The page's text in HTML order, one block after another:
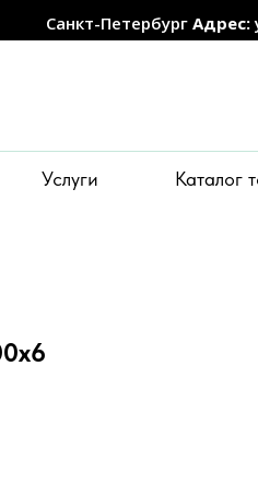
Санкт-Петербург Адрес:
Услуги Каталог